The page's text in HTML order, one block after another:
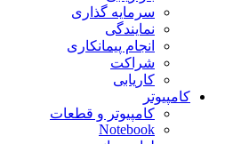
سرمایه گذاری
نمایندگی
انجام پیمانکاری
شراکت
کاریابی
کامپیوتر
کامپیوتر و قطعات
Notebook